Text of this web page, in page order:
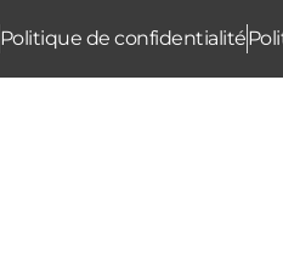
Politique de confidentialité